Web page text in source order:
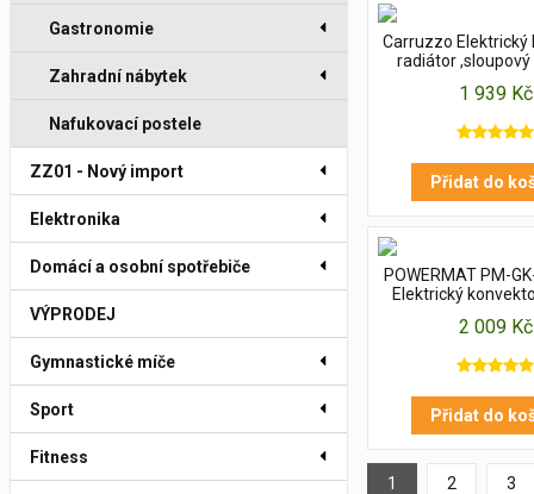
Gastronomie
Zahradní nábytek
Nafukovací postele
ZZ01 - Nový import
Elektronika
Domácí a osobní spotřebiče
VÝPRODEJ
Gymnastické míče
Sport
Fitness
Carruzzo Elektrický
radiátor
1 939 Kč
Přidat do
POWERMAT PM-
Elektrický
2 009 Kč
Přidat do
1 2 3